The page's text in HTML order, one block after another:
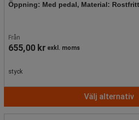
Öppning: Med pedal, Material:
Från
655,00 kr exkl. moms
styck
Välj alternativ